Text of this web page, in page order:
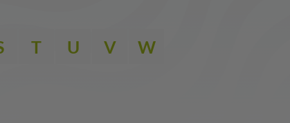
T U V W